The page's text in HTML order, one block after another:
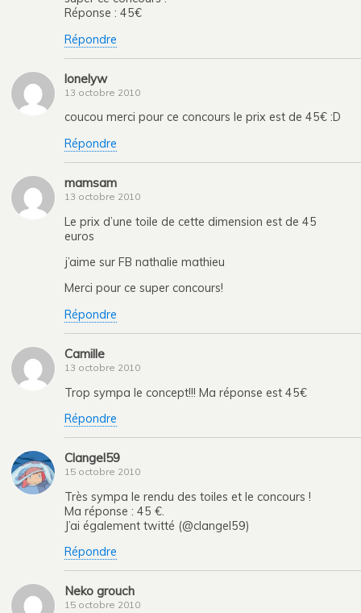
Réponse : 45€
Répondre
lonelyw
13 octobre 2010
coucou merci pour ce concours le prix est de 45€ :D
Répondre
mamsam
13 octobre 2010
Le prix d’une toile de cette dimension est de 45
euros
j’aime sur FB nathalie mathieu
Merci pour ce super concours!
Répondre
Camille
13 octobre 2010
Trop sympa le concept!!! Ma réponse est 45€
Répondre
Clangel59
15 octobre 2010
Très sympa le rendu des toiles et le concours !
Ma réponse : 45 €.
J’ai également twitté (@clangel59)
Répondre
Neko grouch
15 octobre 2010